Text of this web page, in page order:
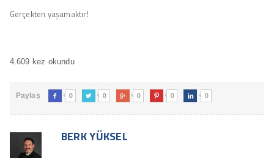
Gerçekten yaşamaktır!
4.609 kez okundu
Paylaş  0  0  0  0  0
BERK YÜKSEL